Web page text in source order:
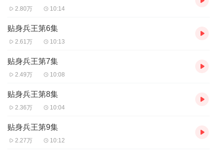
2.80万 10:14
贴身兵王第6集
2.61万 10:13
贴身兵王第7集
2.49万 10:08
贴身兵王第8集
2.36万 10:04
贴身兵王第9集
2.27万 10:12